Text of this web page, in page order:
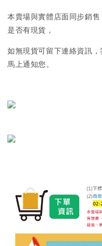
本賣場與實體店面同步銷
是否有現貨，
如無現貨可留下連絡資訊
馬上通知您。